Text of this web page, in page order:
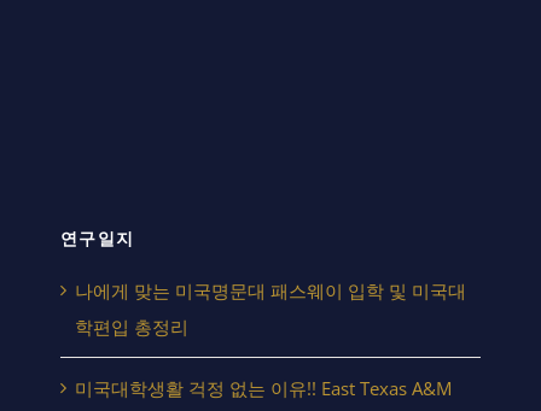
연구일지
나에게 맞는 미국명문대 패스웨이 입학 및 미국대
학편입 총정리
미국대학생활 걱정 없는 이유!! East Texas A&M